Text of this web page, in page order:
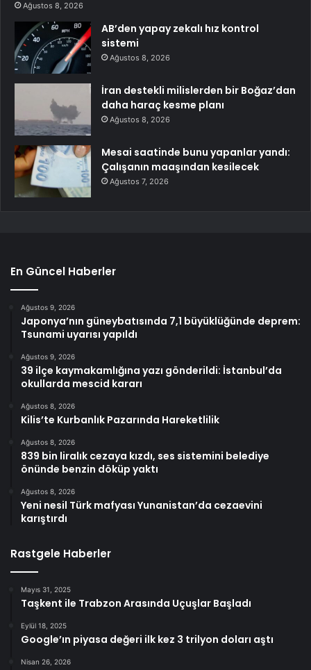
Ağustos 8, 2026
AB’den yapay zekalı hız kontrol
sistemi
Ağustos 8, 2026
İran destekli milislerden bir Boğaz’dan
daha haraç kesme planı
Ağustos 8, 2026
Mesai saatinde bunu yapanlar yandı:
Çalışanın maaşından kesilecek
Ağustos 7, 2026
En Güncel Haberler
Ağustos 9, 2026
Japonya’nın güneybatısında 7,1 büyüklüğünde deprem:
Tsunami uyarısı yapıldı
Ağustos 9, 2026
39 ilçe kaymakamlığına yazı gönderildi: İstanbul’da
okullarda mescid kararı
Ağustos 8, 2026
Kilis’te Kurbanlık Pazarında Hareketlilik
Ağustos 8, 2026
839 bin liralık cezaya kızdı, ses sistemini belediye
önünde benzin döküp yaktı
Ağustos 8, 2026
Yeni nesil Türk mafyası Yunanistan’da cezaevini
karıştırdı
Rastgele Haberler
Mayıs 31, 2025
Taşkent ile Trabzon Arasında Uçuşlar Başladı
Eylül 18, 2025
Google’ın piyasa değeri ilk kez 3 trilyon doları aştı
Nisan 26, 2026